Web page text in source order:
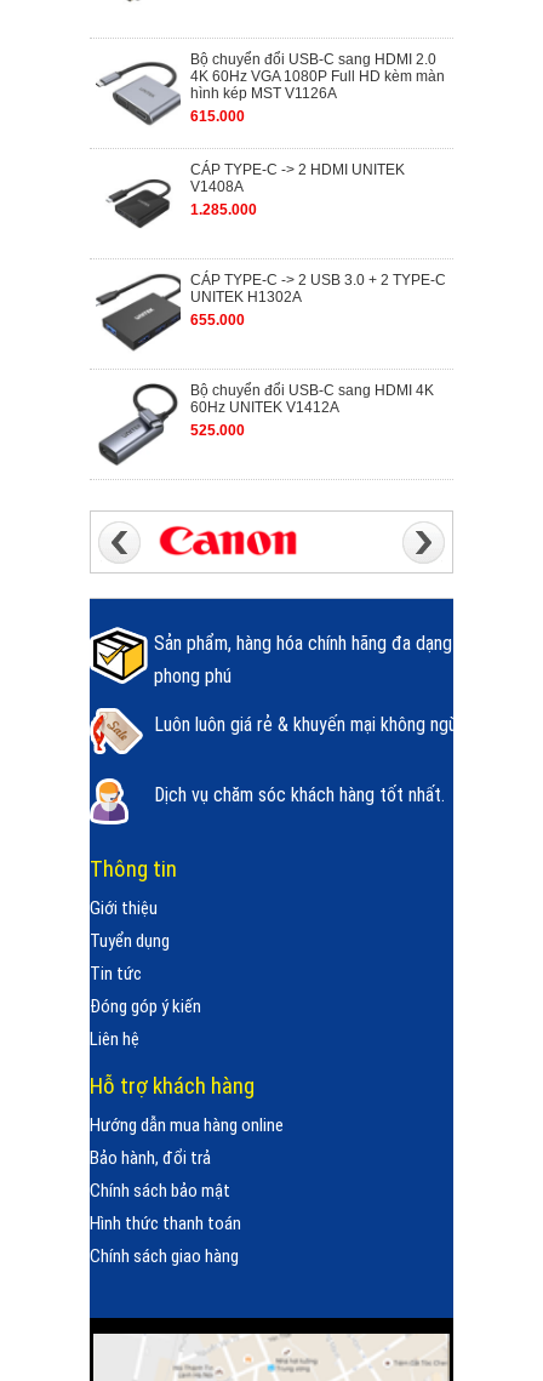
Bộ chuyển đổi USB-C sang HDMI 2.0
4K 60Hz VGA 1080P Full HD kèm màn
hình kép MST V1126A
615.000
CÁP TYPE-C -> 2 HDMI UNITEK
V1408A
1.285.000
CÁP TYPE-C -> 2 USB 3.0 + 2 TYPE-C
UNITEK H1302A
655.000
Bộ chuyển đổi USB-C sang HDMI 4K
60Hz UNITEK V1412A
525.000
Sản phẩm, hàng hóa chính hãng đa dạng
phong phú
Luôn luôn giá rẻ & khuyến mại không ngừng.
Dịch vụ chăm sóc khách hàng tốt nhất.
Thông tin
Giới thiệu
Tuyển dụng
Tin tức
Đóng góp ý kiến
Liên hệ
Hỗ trợ khách hàng
Hướng dẫn mua hàng online
Bảo hành, đổi trả
Chính sách bảo mật
Hình thức thanh toán
Chính sách giao hàng